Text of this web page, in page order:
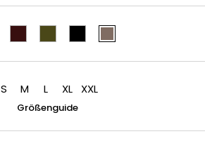
S M L XL XXL
Größenguide